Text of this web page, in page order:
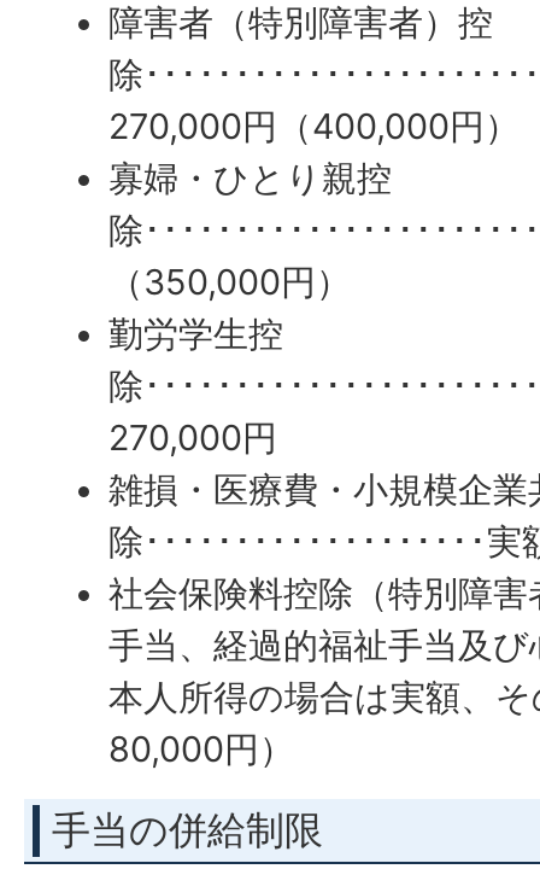
障害者（特別障害者）控
除････････････････････
270,000円（400,000円）
寡婦・ひとり親控
除････････････････････
（350,000円）
勤労学生控
除･････････････････････
270,000円
雑損・医療費・小規模企業
除･･･････････････････実
社会保険料控除（特別障
手当、経過的福祉手当及
本人所得の場合は実額、
80,000円）
手当の併給制限